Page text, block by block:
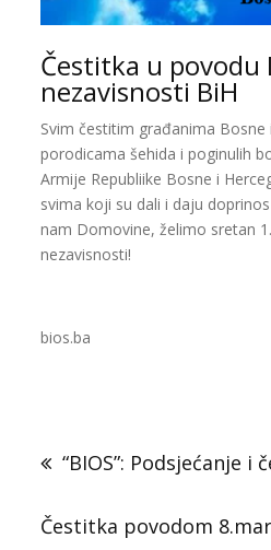
Čestitka u povodu
nezavisnosti BiH
Svim čestitim građanima Bosne i
porodicama šehida i poginulih
Armije Republiike Bosne i
svima koji su dali i daju
nam Domovine, želimo sretan
nezavisnosti!
bios.ba
članaka
“BIOS”: Podsjećanje i
Čestitka povodom